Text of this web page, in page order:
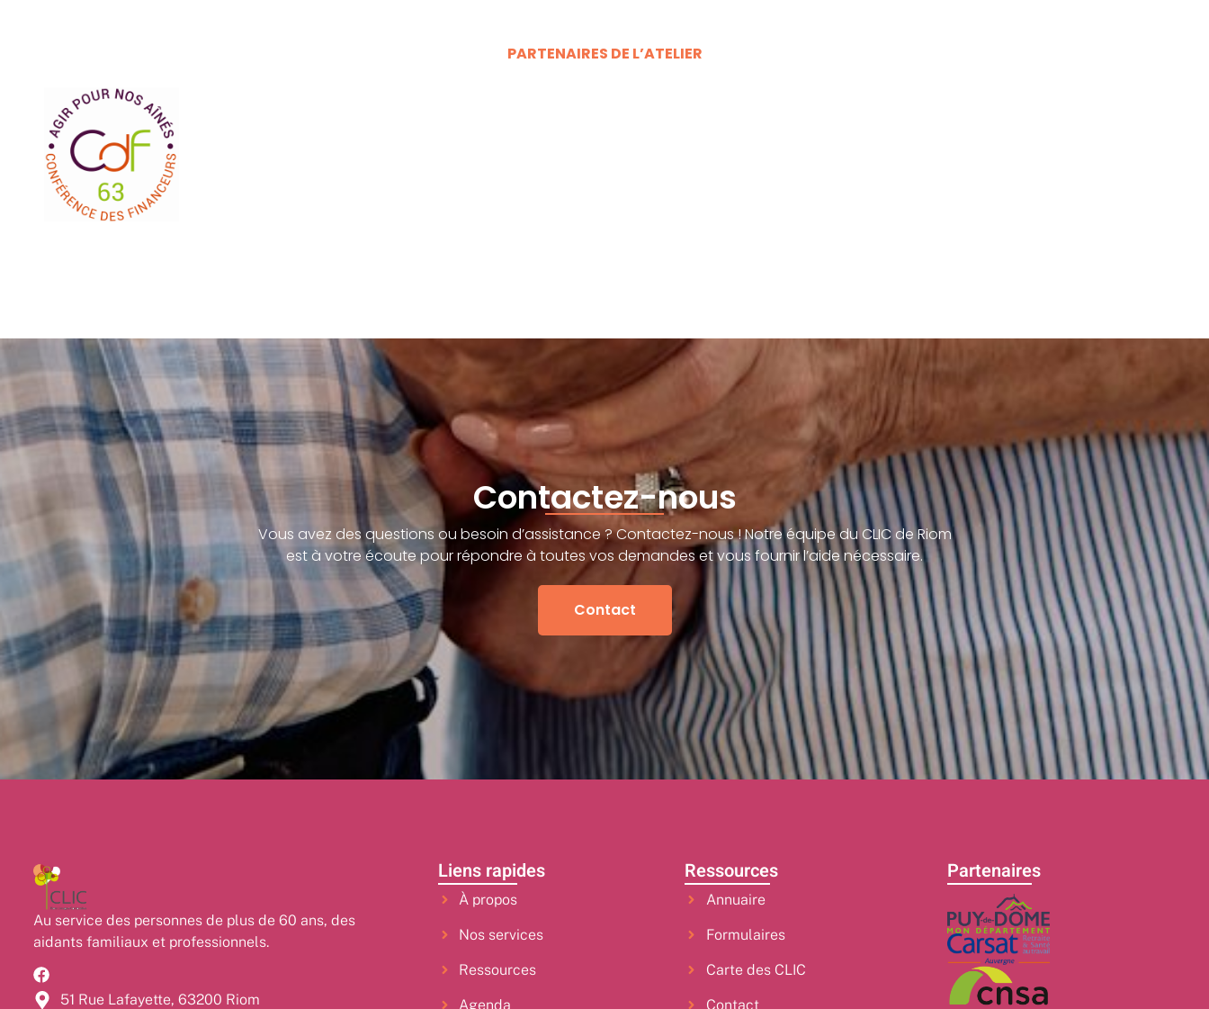
PARTENAIRES DE L’ATELIER
Contactez-nous
Vous avez des questions ou besoin d’assistance ? Contactez-nous ! Notre équipe du CLIC de Riom
est à votre écoute pour répondre à toutes vos demandes et vous fournir l’aide nécessaire.
Contact
Au service des personnes de plus de 60 ans, des
aidants familiaux et professionnels.
51 Rue Lafayette, 63200 Riom
Liens rapides
À propos
Nos services
Ressources
Agenda
Ressources
Annuaire
Formulaires
Carte des CLIC
Contact
Partenaires